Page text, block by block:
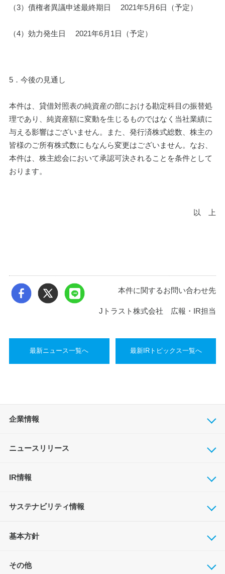
（3）債権者異議申述最終期日 　2021年5月6日（予定）
（4）効力発生日 　2021年6月1日（予定）
5．今後の見通し
本件は、貸借対照表の純資産の部における勘定科目の振替処
理であり、純資産額に変動を生じるものではなく当社業績に
与える影響はございません。また、発行済株式総数、株主の
皆様のご所有株式数にもなんら変更はございません。なお、
本件は、株主総会において承認可決されることを条件として
おります。
以　上
本件に関するお問い合わせ先
Jトラスト株式会社 広報・IR担当
最新ニュース一覧へ 最新IRトピックス一覧へ
企業情報
ニュースリリース
IR情報
サステナビリティ情報
基本方針
その他